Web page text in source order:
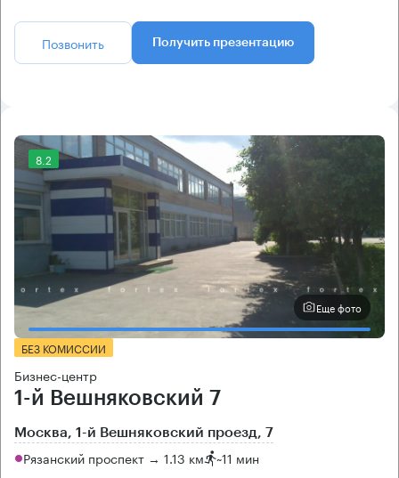
Позвонить Получить презентацию
8.2
Еще фото
БЕЗ КОМИССИИ
Бизнес-центр
1-й Вешняковский 7
Москва, 1-й Вешняковский проезд, 7
Рязанский проспект → 1.13 км ~11 мин